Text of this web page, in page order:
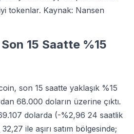
tokenlar. Kaynak: Nansen
15 Saatte %15
son 15 saatte yaklaşık %15
68.000 doların üzerine çıktı.
dolarda (-%2,96 24 saatlik
32,27 ile aşırı satım bölgesinde;